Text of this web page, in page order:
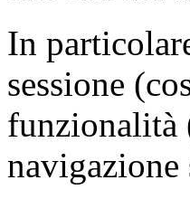
In
sessione
funzionalità